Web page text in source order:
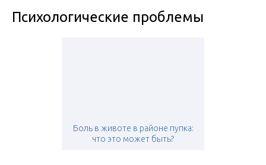
Психологические проблемы
Боль в животе в районе пупка:
что это может быть?